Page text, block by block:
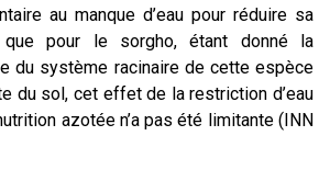
au manque d’eau pour réduire sa
que pour le sorgho, étant donné la
du système racinaire de cette espèce
du sol, cet effet de la restriction d’eau
azotée n’a pas été limitante (INN